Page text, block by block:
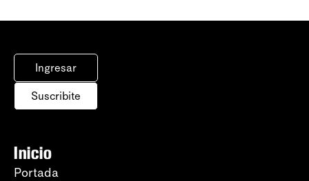
Ingresar
Suscribite
Inicio
Portada